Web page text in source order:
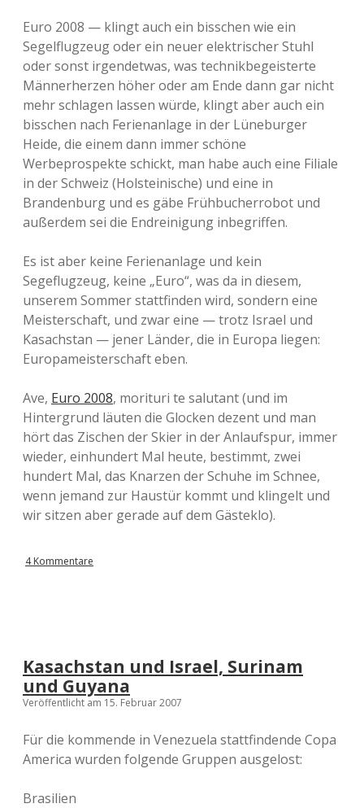
Euro 2008 — klingt auch ein bisschen wie ein
Segelflugzeug oder ein neuer elektrischer Stuhl
oder sonst irgendetwas, was technikbegeisterte
Männerherzen höher oder am Ende dann gar nicht
mehr schlagen lassen würde, klingt aber auch ein
bisschen nach Ferienanlage in der Lüneburger
Heide, die einem dann immer schöne
Werbeprospekte schickt, man habe auch eine Filiale
in der Schweiz (Holsteinische) und eine in
Brandenburg und es gäbe Frühbucherrobot und
außerdem sei die Endreinigung inbegriffen.
Es ist aber keine Ferienanlage und kein
Segeflugzeug, keine „Euro“, was da in diesem,
unserem Sommer stattfinden wird, sondern eine
Meisterschaft, und zwar eine — trotz Israel und
Kasachstan — jener Länder, die in Europa liegen:
Europameisterschaft eben.
Ave, Euro 2008, morituri te salutant (und im
Hintergrund läuten die Glocken dezent und man
hört das Zischen der Skier in der Anlaufspur, immer
wieder, einhundert Mal heute, bestimmt, zwei
hundert Mal, das Knarzen der Schuhe im Schnee,
wenn jemand zur Haustür kommt und klingelt und
wir sitzen aber gerade auf dem Gästeklo).
4 Kommentare
Kasachstan und Israel, Surinam
und Guyana
Veröffentlicht am 15. Februar 2007
Für die kommende in Venezuela stattfindende Copa
America wurden folgende Gruppen ausgelost:
Brasilien